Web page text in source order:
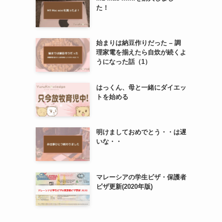
た！
始まりは納豆作りだった – 調
理家電を揃えたら自炊が続くよ
うになった話（1）
はっくん、母と一緒にダイエッ
トを始める
明けましておめでとう・・は遅
いな・・
マレーシアの学生ビザ・保護者
ビザ更新(2020年版)